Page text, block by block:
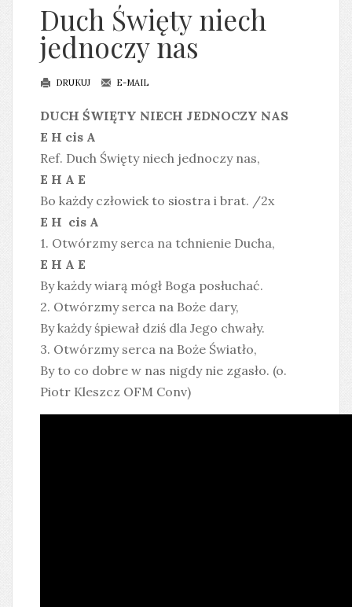
Duch Święty niech
jednoczy nas
DRUKUJ E-MAIL
DUCH ŚWIĘTY NIECH JEDNOCZY NAS
E H cis A
Ref. Duch Święty niech jednoczy nas,
E H A E
Bo każdy człowiek to siostra i brat. /2x
E H cis A
1. Otwórzmy serca na tchnienie Ducha,
E H A E
By każdy wiarą mógł Boga posłuchać.
2. Otwórzmy serca na Boże dary,
By każdy śpiewał dziś dla Jego chwały.
3. Otwórzmy serca na Boże Światło,
By to co dobre w nas nigdy nie zgasło. (o.
Piotr Kleszcz OFM Conv)